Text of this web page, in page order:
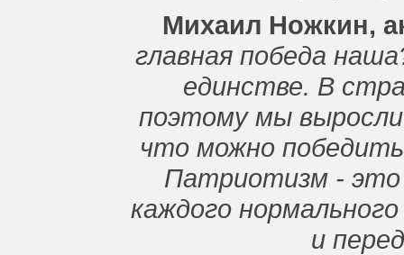
Михаил Ножкин,
главная победа
единстве. В
поэтому мы
что можно
Патриотизм - это
каждого
и